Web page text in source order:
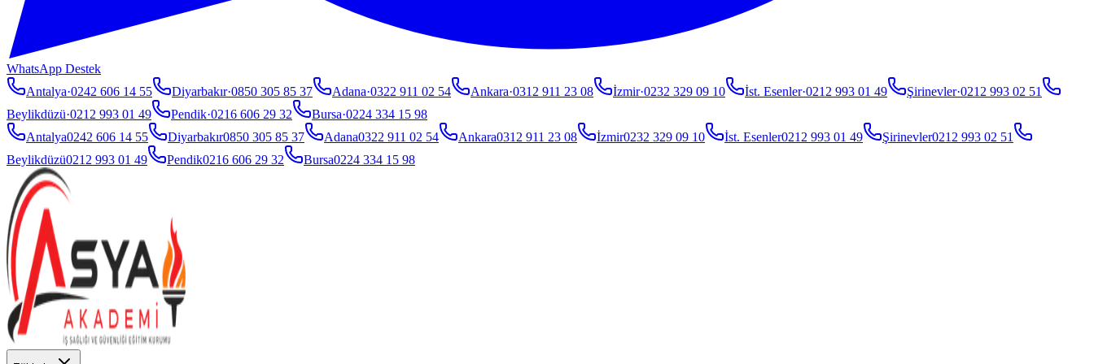
WhatsApp Destek
Antalya·0242 606 14 55 Diyarbakır·0850 305 85 37 Adana·0322 911 02 54 Ankara·0312 911 23 08 İzmir·0232 329 09 10 İst. Esenler·0212 993 01 49 Şirinevler·0212 993 02 51
Beylikdüzü·0212 993 01 49 Pendik·0216 606 29 32 Bursa·0224 334 15 98
Antalya0242 606 14 55 Diyarbakır0850 305 85 37 Adana0322 911 02 54 Ankara0312 911 23 08 İzmir0232 329 09 10 İst. Esenler0212 993 01 49 Şirinevler0212 993 02 51
Beylikdüzü0212 993 01 49 Pendik0216 606 29 32 Bursa0224 334 15 98